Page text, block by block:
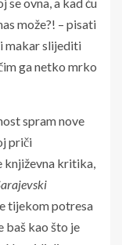
može?! – pisati
makar slijediti
ga netko mrko
spram nove
priči
književna kritika,
tijekom potresa
baš kao što je